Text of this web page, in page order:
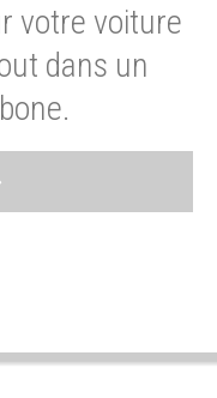
votre voiture
dans un